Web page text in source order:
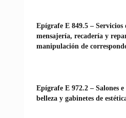
Epígrafe E 849.5 – Servicios
mensajería, recadería y
manipulación de
Epígrafe E 972.2 – Salones
belleza y gabinetes de